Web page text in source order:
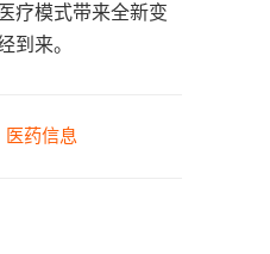
疗模式带来全新变
到来。
医药信息